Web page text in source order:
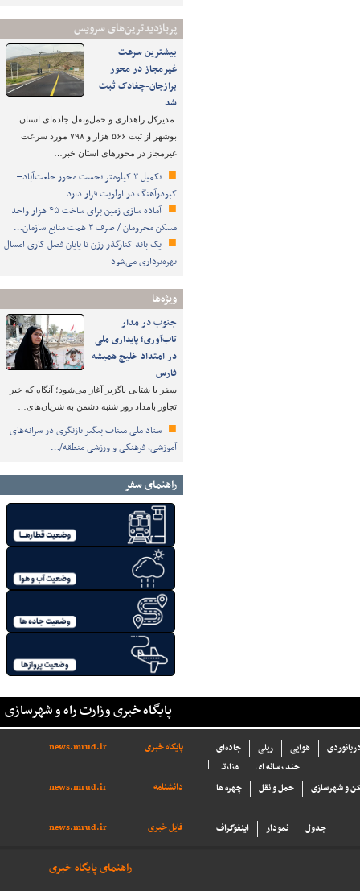
پربازدیدترین‌های سرویس
بیشترین سرعت
غیرمجاز در محور
برازجان-چغادک ثبت
شد
مدیرکل راهداری و حمل‌ونقل جاده‌ای استان
بوشهر از ثبت ۵۶۶ هزار و ۷۹۸ مورد سرعت
غیرمجاز در محورهای استان خبر…
تکمیل ۳ کیلومتر نخست محور خلعت‌آباد–
کبودرآهنگ در اولویت قرار دارد
آماده سازی زمین برای ساخت ۴۵ هزار واحد
مسکن محرومان / صرف ۳ همت منابع سازمان…
یک باند کنارگذر رزن تا پایان فصل کاری امسال
بهره‌برداری می‌شود
ویژه‌ها
جنوب در مدار
تاب‌آوری؛ پایداری ملی
در امتداد خلیج همیشه
فارس
سفر با شتابی ناگزیر آغاز می‌شود؛ آنگاه که خبر
تجاوز بامداد روز شنبه دشمن به شریان‌های…
ستاد ملی میناب پیگیر بازنگری در سرانه‌های
آموزشی، فرهنگی و ورزشی منطقه/…
راهنمای سفر
پایگاه خبری وزارت راه و شهرسازی
پایگاه خبری news.mrud.ir جاده‌ای ریلی هوایی
وزارتی
چند رسانه ای
دانشنامه
news.mrud.ir چهره ها حمل و نقل و شهرسازی
فایل خبری news.mrud.ir اینفوگراف نمودار جدول
راهنمای پایگاه خبری